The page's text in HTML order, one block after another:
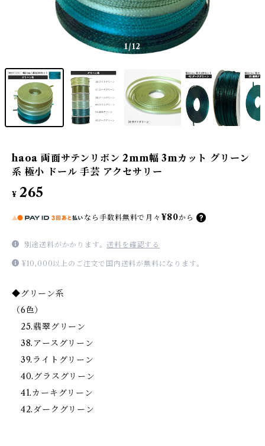
1/12
haoa 両面サテンリボン 2mm幅 3mカット グリーン
系 極小 ドール 手芸 アクセサリー
¥ 265
なら 手数料無料で 月々 ¥80から
別途送料がかかります。送料を確認する
¥10,000以上のご注文で国内送料が無料になります。
◆グリーン系
（6色）
25.翡翠グリーン
38.アースグリーン
39.ライトグリーン
40.グラスグリーン
41.カーキグリーン
42.ダークグリーン